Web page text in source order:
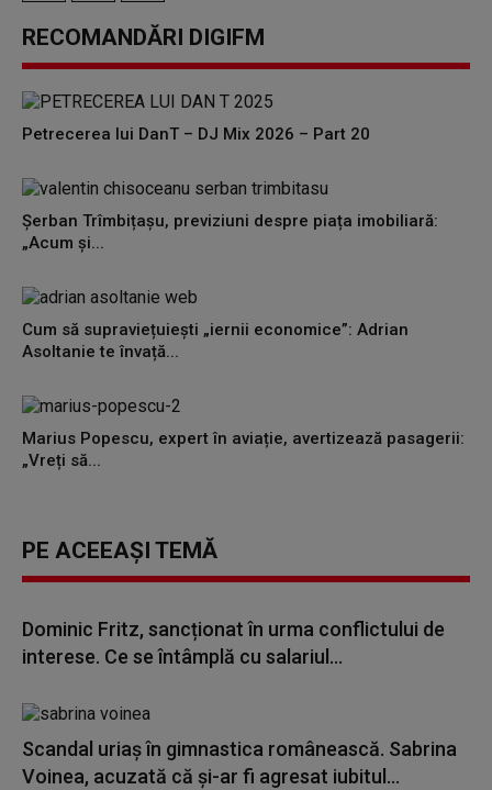
RECOMANDĂRI DIGIFM
Petrecerea lui DanT – DJ Mix 2026 – Part 20
Șerban Trîmbițașu, previziuni despre piața imobiliară:
„Acum și...
Cum să supraviețuiești „iernii economice”: Adrian
Asoltanie te învață...
Marius Popescu, expert în aviație, avertizează pasagerii:
„Vreți să...
PE ACEEAȘI TEMĂ
Dominic Fritz, sancționat în urma conflictului de
interese. Ce se întâmplă cu salariul...
Scandal uriaș în gimnastica românească. Sabrina
Voinea, acuzată că și-ar fi agresat iubitul...